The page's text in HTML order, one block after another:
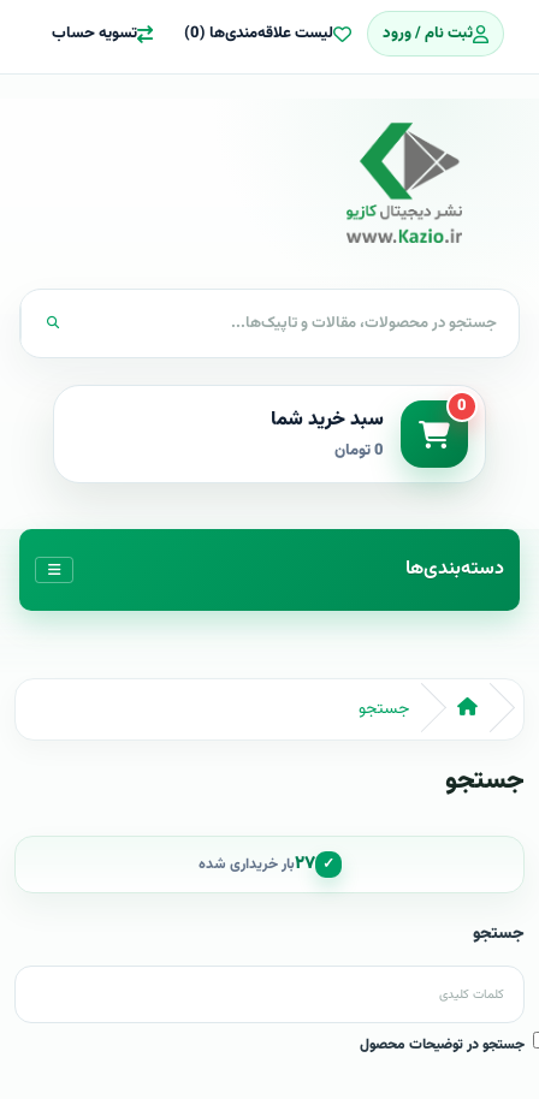
ثبت نام / ورود لیست علاقه‌مندی‌ها (0) تسویه حساب
0 سبد خرید شما
0 تومان
دسته‌بندی‌ها
جستجو
جستجو
✓ ۲۷بار خریداری شده
جستجو
جستجو در توضیحات محصول